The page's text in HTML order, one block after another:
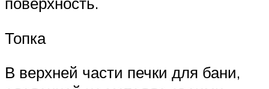
Топка
В верхней части печки для бани,